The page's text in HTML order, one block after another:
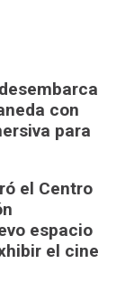
con
para
el Centro
espacio
el cine